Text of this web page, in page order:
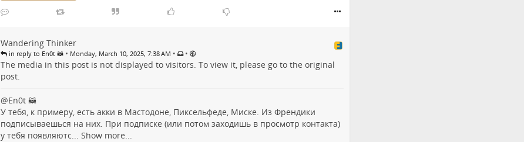
Wandering Thinker
in reply to En0t 🦝 • Monday, March 10, 2025, 7:38 AM • •
The media in this post is not displayed to visitors. To view it, please go to the original
post.
@En0t 🦝
У тебя, к примеру, есть акки в Мастодоне, Пиксельфеде, Миске. Из Френдики
подписываешься на них. При подписке (или потом заходишь в просмотр контакта)
у тебя появляютс... Show more...